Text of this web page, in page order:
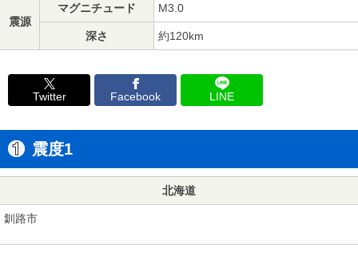
震源
マグニチュード M3.0
深さ 約120km
Twitter Facebook LINE
震度1
北海道
釧路市